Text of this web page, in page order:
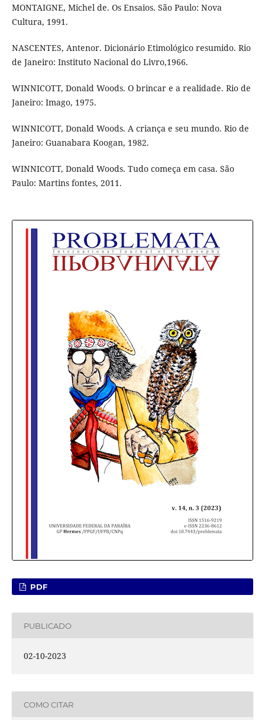
MONTAIGNE, Michel de. Os Ensaios. São Paulo: Nova
Cultura, 1991.
NASCENTES, Antenor. Dicionário Etimológico resumido. Rio
de Janeiro: Instituto Nacional do Livro,1966.
WINNICOTT, Donald Woods. O brincar e a realidade. Rio de
Janeiro: Imago, 1975.
WINNICOTT, Donald Woods. A criança e seu mundo. Rio de
Janeiro: Guanabara Koogan, 1982.
WINNICOTT, Donald Woods. Tudo começa em casa. São
Paulo: Martins fontes, 2011.
PDF
PUBLICADO
02-10-2023
COMO CITAR